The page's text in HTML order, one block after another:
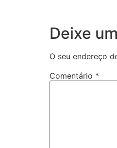
Deixe
O seu endereço
Comentário *